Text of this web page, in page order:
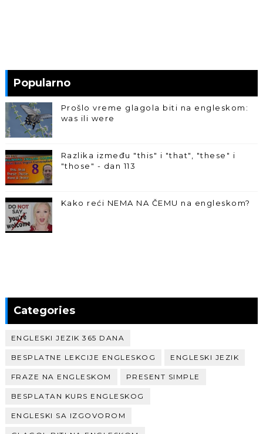
Popularno
Prošlo vreme glagola biti na engleskom:
was ili were
Razlika između "this" i "that", "these" i
"those" - dan 113
Kako reći NEMA NA ČEMU na engleskom?
Categories
ENGLESKI JEZIK 365 DANA
BESPLATNE LEKCIJE ENGLESKOG ENGLESKI JEZIK
FRAZE NA ENGLESKOM PRESENT SIMPLE
BESPLATAN KURS ENGLESKOG
ENGLESKI SA IZGOVOROM